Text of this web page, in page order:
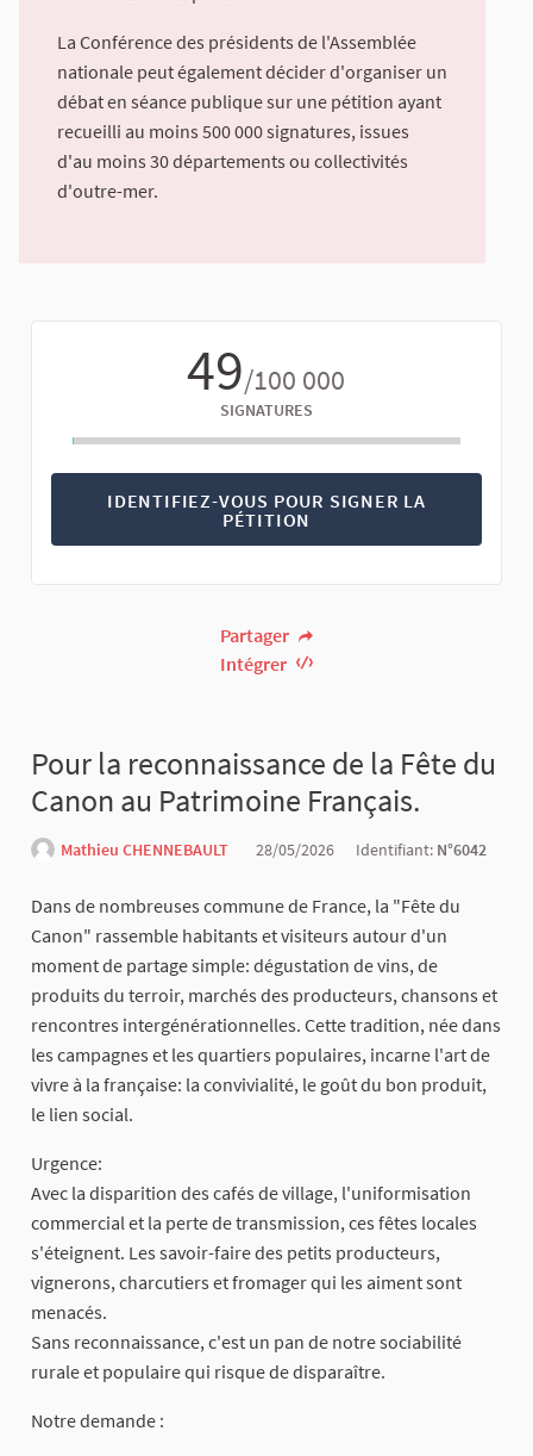
La Conférence des présidents de l'Assemblée
nationale peut également décider d'organiser un
débat en séance publique sur une pétition ayant
recueilli au moins 500 000 signatures, issues
d'au moins 30 départements ou collectivités
d'outre-mer.
49/100 000
SIGNATURES
IDENTIFIEZ-VOUS POUR SIGNER LA
PÉTITION
Partager
Intégrer
Pour la reconnaissance de la Fête du
Canon au Patrimoine Français.
Mathieu CHENNEBAULT 28/05/2026 Identifiant: N°6042
Dans de nombreuses commune de France, la "Fête du
Canon" rassemble habitants et visiteurs autour d'un
moment de partage simple: dégustation de vins, de
produits du terroir, marchés des producteurs, chansons et
rencontres intergénérationnelles. Cette tradition, née dans
les campagnes et les quartiers populaires, incarne l'art de
vivre à la française: la convivialité, le goût du bon produit,
le lien social.
Urgence:
Avec la disparition des cafés de village, l'uniformisation
commercial et la perte de transmission, ces fêtes locales
s'éteignent. Les savoir-faire des petits producteurs,
vignerons, charcutiers et fromager qui les aiment sont
menacés.
Sans reconnaissance, c'est un pan de notre sociabilité
rurale et populaire qui risque de disparaître.
Notre demande :